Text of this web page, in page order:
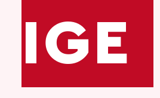
IGE